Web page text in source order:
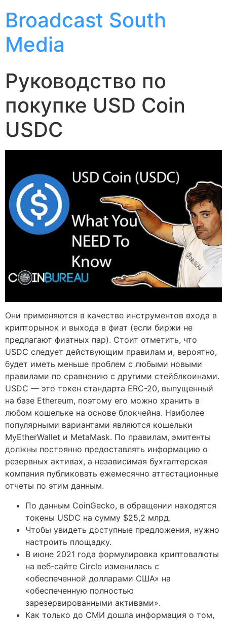
Broadcast South
Media
Руководство по
покупке USD Coin
USDC
Они применяются в качестве инструментов входа в
крипторынок и выхода в фиат (если биржи не
предлагают фиатных пар). Стоит отметить, что
USDC следует действующим правилам и, вероятно,
будет иметь меньше проблем с любыми новыми
правилами по сравнению с другими стейблкоинами.
USDC — это токен стандарта ERC-20, выпущенный
на базе Ethereum, поэтому его можно хранить в
любом кошельке на основе блокчейна. Наиболее
популярными вариантами являются кошельки
MyEtherWallet и MetaMask. По правилам, эмитенты
должны постоянно предоставлять информацию о
резервных активах, а независимая бухгалтерская
компания публиковать ежемесячно аттестационные
отчеты по этим данным.
По данным CoinGecko, в обращении находятся
токены USDC на сумму $25,2 млрд.
Чтобы увидеть доступные предложения, нужно
настроить площадку.
В июне 2021 года формулировка криптовалюты
на веб-сайте Circle изменилась с
«обеспеченной долларами США» на
«обеспеченную полностью
зарезервированными активами».
Как только до СМИ дошла информация о том,